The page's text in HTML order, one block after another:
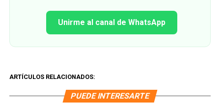
Unirme al canal de WhatsApp
ARTÍCULOS RELACIONADOS:
PUEDE INTERESARTE